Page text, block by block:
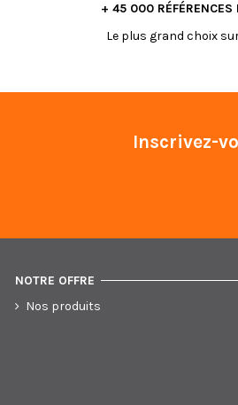
+ 45 000 RÉFÉRENCES
Le plus grand choix
Inscrivez-
NOTRE OFFRE
Nos produits